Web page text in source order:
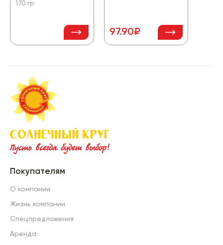
170 гр
97.90₽
Покупателям
О компании
Жизнь компании
Спецпредложения
Аренда